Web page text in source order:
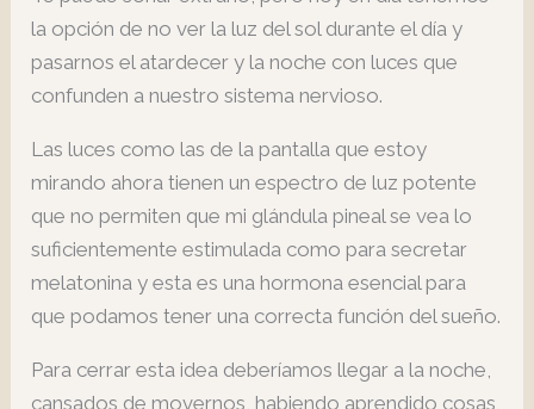
la opción de no ver la luz del sol durante el día y
pasarnos el atardecer y la noche con luces que
confunden a nuestro sistema nervioso.
Las luces como las de la pantalla que estoy
mirando ahora tienen un espectro de luz potente
que no permiten que mi glándula pineal se vea lo
suficientemente estimulada como para secretar
melatonina y esta es una hormona esencial para
que podamos tener una correcta función del sueño.
Para cerrar esta idea deberíamos llegar a la noche,
cansados de movernos, habiendo aprendido cosas,